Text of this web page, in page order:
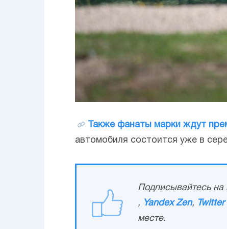
Также фанаты марки ждут
автомобиля состоится уже в
Подписывайтесь на
, Yandex Zen, Twitter
месте.